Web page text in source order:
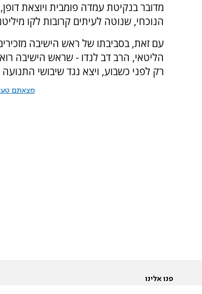
מדובר בנקיטת עמדה פומבית ויוצאת
הנוכחי, שנוטה לעיתים קרובות לקו
עם זאת, בסביבתו של ראש הישיבה
הליטאי, הרב דב לנדו - שראש הישיבה
רק לפני כשבוע, ויצא נגד שיבושי
מצאתם
פנו אלינו